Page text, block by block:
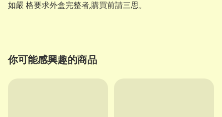
如嚴 格要求外盒完整者,購買前請三思。
你可能感興趣的商品